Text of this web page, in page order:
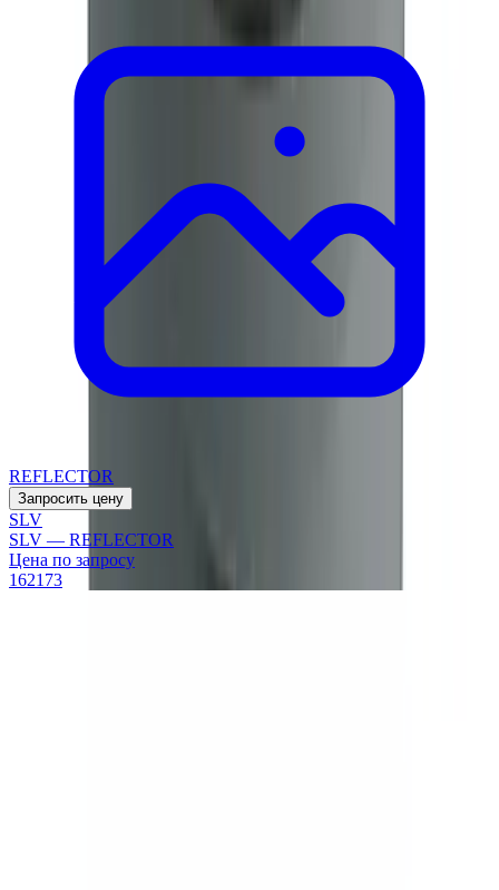
REFLECTOR
Запросить цену
SLV
SLV — REFLECTOR
Цена по запросу
162173